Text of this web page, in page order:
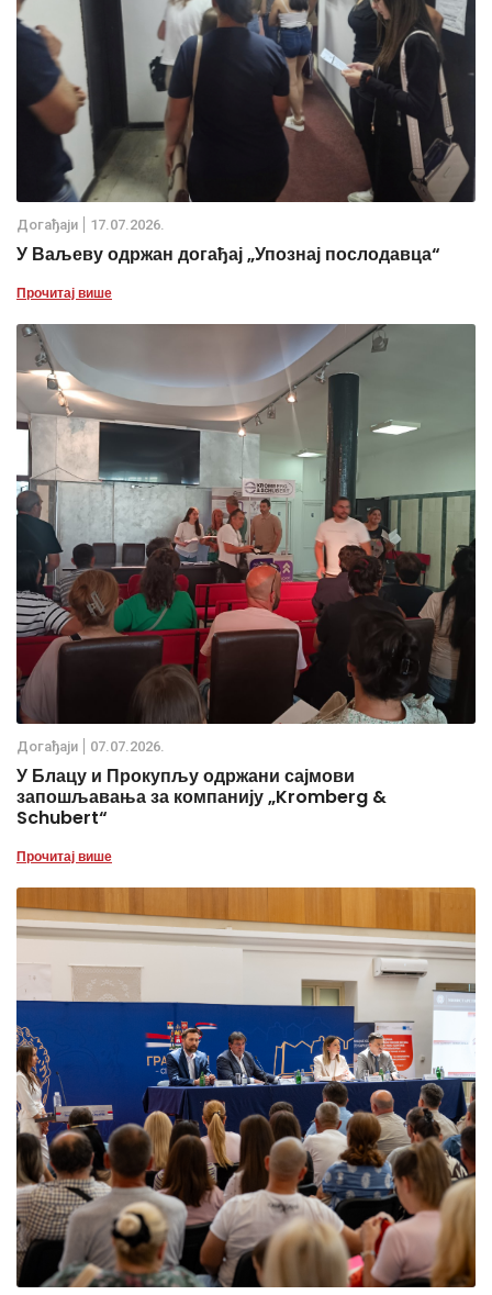
Дoгађаjи 17.07.2026.
У Ваљеву одржан догађај „Упознај послодавца“
Прочитај више
Дoгађаjи 07.07.2026.
У Блацу и Прокупљу одржани сајмови
запошљавања за компанију „Kromberg &
Schubert“
Прочитај више